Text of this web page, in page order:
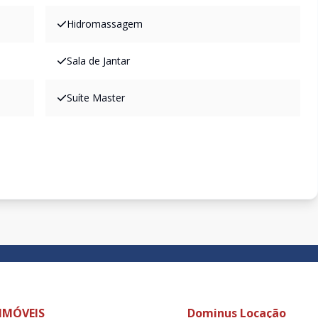
Hidromassagem
Sala de Jantar
Suíte Master
Dominus Locação